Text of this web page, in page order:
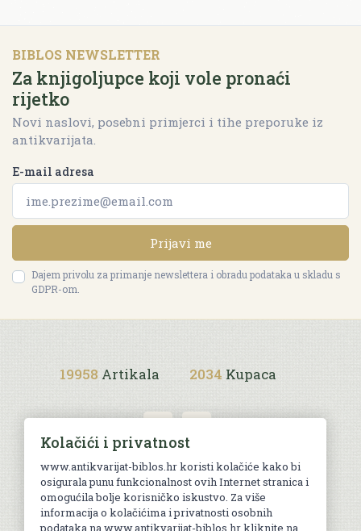
BIBLOS NEWSLETTER
Za knjigoljupce koji vole pronaći
rijetko
Novi naslovi, posebni primjerci i tihe preporuke iz
antikvarijata.
E-mail adresa
Prijavi me
Dajem privolu za primanje newslettera i obradu podataka u skladu s
GDPR-om.
19958 Artikala 2034 Kupaca
Uvjeti kupnje
Kolačići i privatnost
www.antikvarijat-biblos.hr koristi kolačiće kako bi
osigurala punu funkcionalnost ovih Internet stranica i
omogućila bolje korisničko iskustvo. Za više
informacija o kolačićima i privatnosti osobnih
podataka na www.antikvarijat-biblos.hr kliknite na